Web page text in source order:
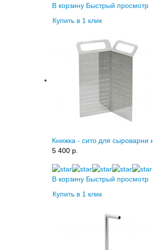
В корзину Быстрый просмотр
Купить в 1 клик
Книжка - сито для сыроварни
5 400 p.
В корзину Быстрый просмотр
Купить в 1 клик